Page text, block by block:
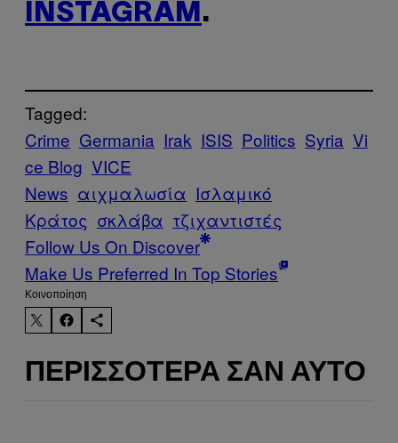
INSTAGRAM .
Tagged:
Crime Germania Irak ISIS Politics Syria Vi
ce Blog VICE
News αιχμαλωσία Ισλαμικό
Κράτος σκλάβα τζιχαντιστές
Follow Us On Discover
Make Us Preferred In Top Stories
Kοινοποίηση
ΠΕΡΙΣΣΌΤΕΡΑ ΣΑΝ ΑΥΤΌ